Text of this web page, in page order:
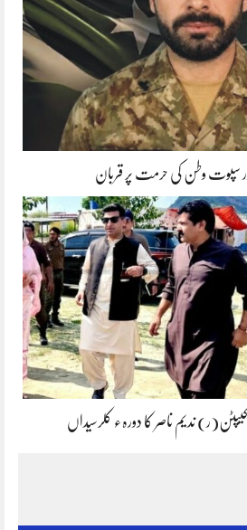
سپوت وطن کی حرمت پر قربان
کیپٹن(ر) ندیم ناصر کا دورہء کلرسیداں